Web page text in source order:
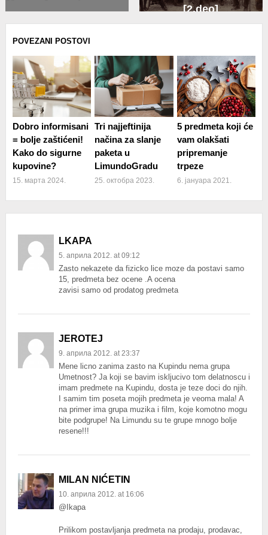
[2.deo]
POVEZANI POSTOVI
Dobro informisani
= bolje zaštićeni!
Kako do sigurne
kupovine?
15. марта 2024.
Tri najjeftinija
načina za slanje
paketa u
LimundoGradu
25. октобра 2023.
5 predmeta koji će
vam olakšati
pripremanje
trpeze
6. јануара 2021.
LKAPA
5. априла 2012. at 09:12
Zasto nekazete da fizicko lice moze da postavi samo
15, predmeta bez ocene .A ocena
zavisi samo od prodatog predmeta
JEROTEJ
9. априла 2012. at 23:37
Mene licno zanima zasto na Kupindu nema grupa
Umetnost? Ja koji se bavim iskljucivo tom delatnoscu i
imam predmete na Kupindu, dosta je teze doci do njih.
I samim tim poseta mojih predmeta je veoma mala! A
na primer ima grupa muzika i film, koje komotno mogu
bite podgrupe! Na Limundu su te grupe mnogo bolje
resene!!!
MILAN NIĆETIN
10. априла 2012. at 16:06
@Ikapa
Prilikom postavljanja predmeta na prodaju, prodavac,